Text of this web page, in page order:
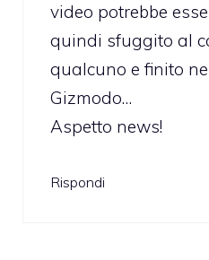
video potrebbe
quindi sfuggito al
qualcuno e finito
Gizmodo…
Aspetto news!
Rispondi